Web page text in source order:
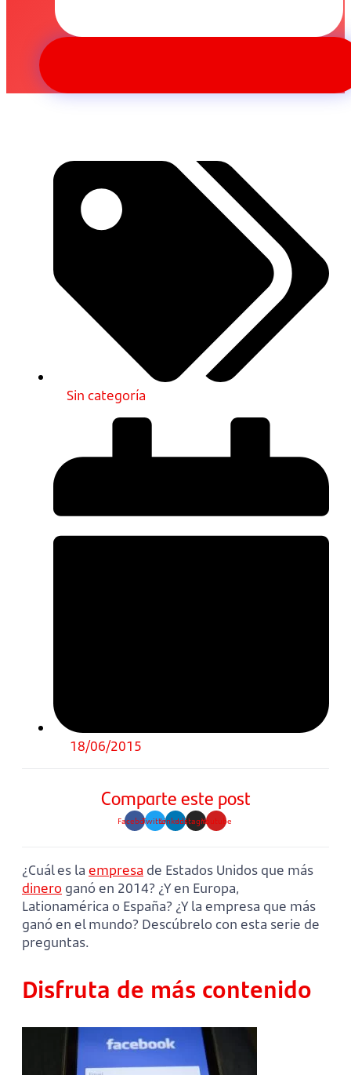
Sin categoría
18/06/2015
Comparte este post
FacebookTwitterLinkedinInstagramYoutube
¿Cuál es la empresa de Estados Unidos que más
dinero ganó en 2014? ¿Y en Europa,
Lationamérica o España? ¿Y la empresa que más
ganó en el mundo? Descúbrelo con esta serie de
preguntas.
Disfruta de más contenido